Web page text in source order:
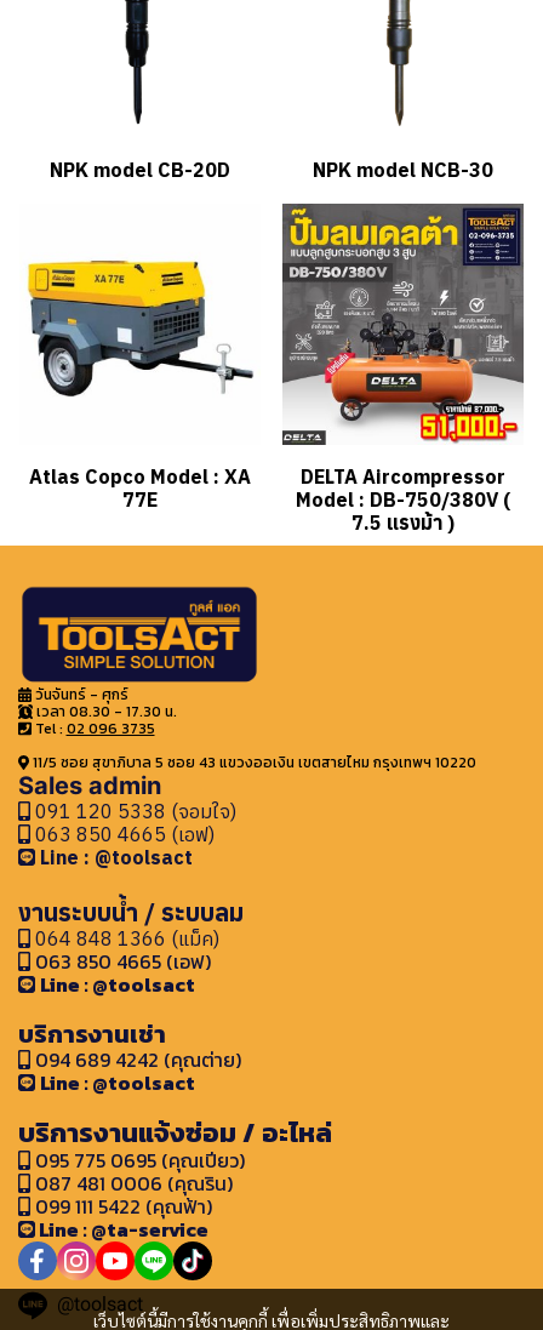
NPK model CB-20D NPK model NCB-30
Atlas Copco Model : XA
77E
DELTA Aircompressor
Model : DB-750/380V (
7.5 แรงม้า )
เว็บไซต์นี้มีการใช้งานคุกกี้ เพื่อเพิ่มประสิทธิภาพและ
วันจันทร์ - ศุกร์
เวลา 08.30 - 17.30 น.
Tel : 02 096 3735
11/5 ซอย สุขาภิบาล 5 ซอย 43 แขวงออเงิน เขตสายไหม กรุงเทพฯ 10220
Sales admin
091 120 5338 (จอมใจ)
063 850 4665 (เอฟ)
Line : @toolsact
งานระบบน้ำ / ระบบลม
064 848 1366 (แม็ค)
063 850 4665 (เอฟ)
Line : @toolsact
บริการงานเช่า
094 689 4242 (คุณต่าย)
Line : @toolsact
บริการงานแจ้งซ่อม / อะไหล่
095 775 0695 (คุณเปียว)
087 481 0006 (คุณริน)
099 111 5422 (คุณฟ้า)
Line : @ta-service
@toolsact